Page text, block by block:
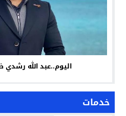
اليوم..عبد الله رشدي
خدمات